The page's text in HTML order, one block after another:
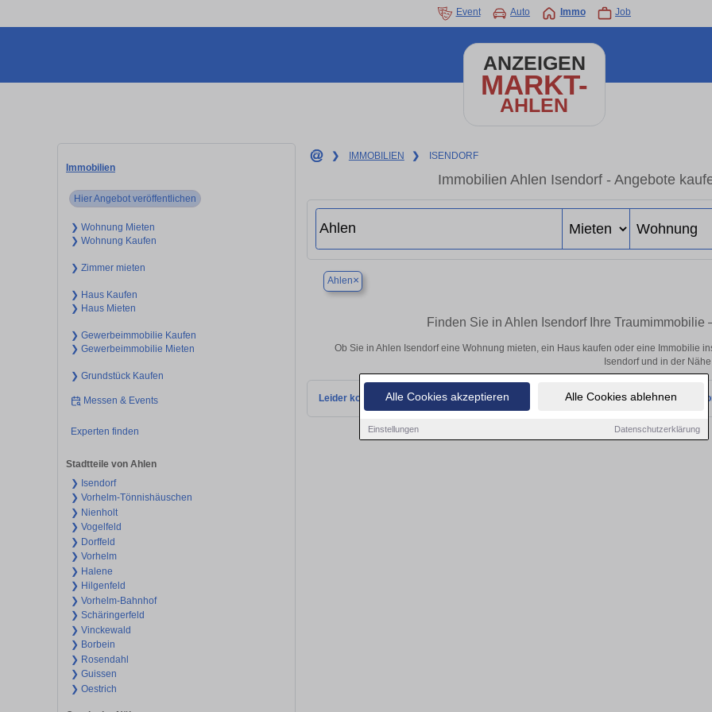
Alle Cookies akzeptieren Alle Cookies ablehnen
Einstellungen Datenschutzerklärung
Event Auto Immo Job
ANZEIGEN
MARKT-
AHLEN
Immobilien
Hier Angebot veröffentlichen
❯ Wohnung Mieten
❯ Wohnung Kaufen
❯ Zimmer mieten
❯ Haus Kaufen
❯ Haus Mieten
❯ Gewerbeimmobilie Kaufen
❯ Gewerbeimmobilie Mieten
❯ Grundstück Kaufen
Messen & Events
Experten finden
Stadtteile von Ahlen
❯ Isendorf
❯ Vorhelm-Tönnishäuschen
❯ Nienholt
❯ Vogelfeld
❯ Dorffeld
❯ Vorhelm
❯ Halene
❯ Hilgenfeld
❯ Vorhelm-Bahnhof
❯ Schäringerfeld
❯ Vinckewald
❯ Borbein
❯ Rosendahl
❯ Guissen
❯ Oestrich
❯ IMMOBILIEN ❯ ISENDORF
Immobilien Ahlen Isendorf - Angebote
Ahlen×
Finden Sie in Ahlen Isendorf Ihre Traumimmobilie
Ob Sie in Ahlen Isendorf eine Wohnung mieten, ein Haus kaufen oder eine Immobilie
Isendorf und in der
Leider konnten wir derzeit keine passenden Objekte finden. Schauen Sie bald wieder